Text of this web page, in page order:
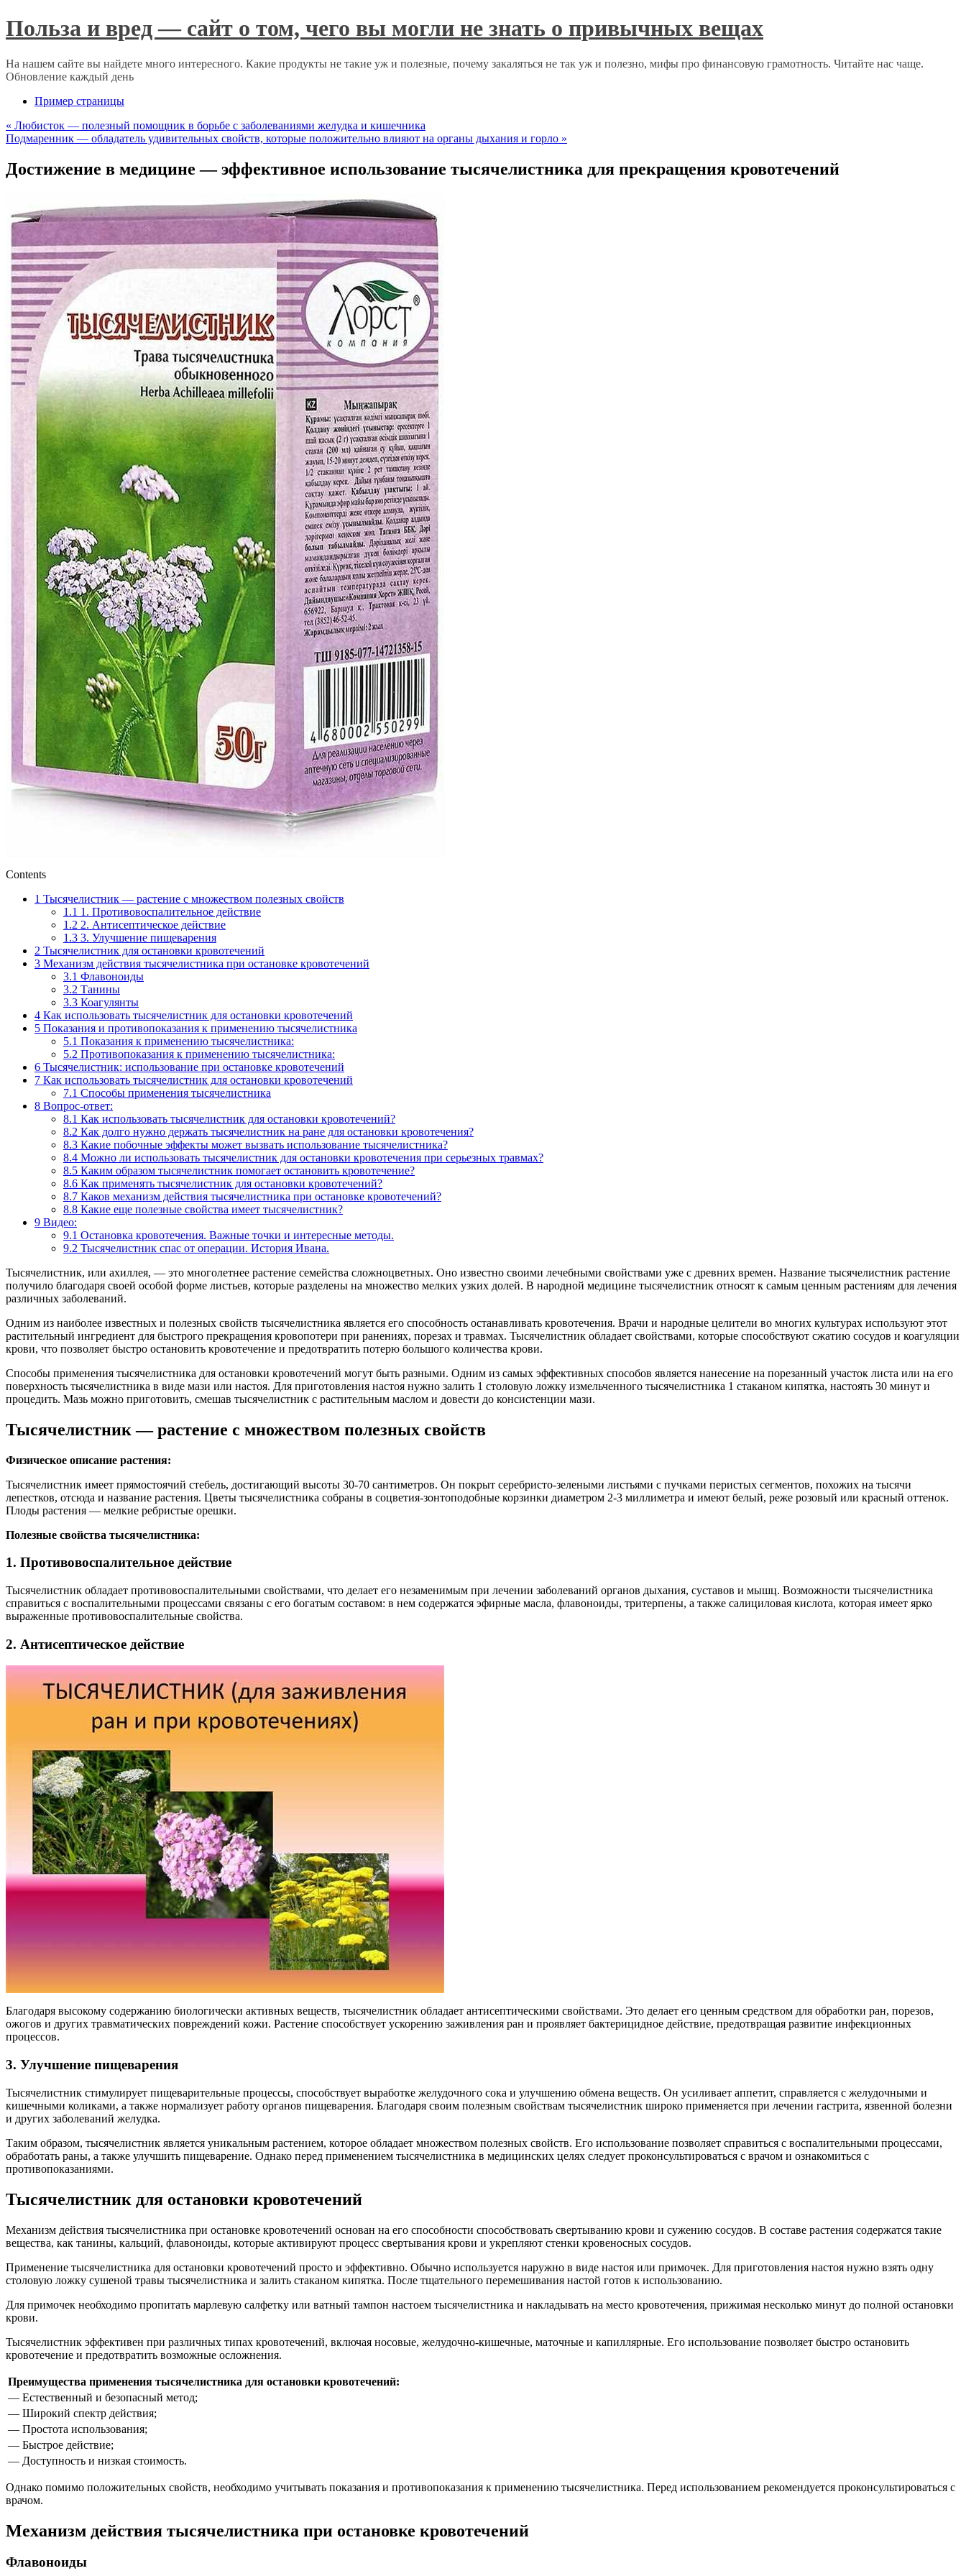
Польза и вред — сайт о том, чего вы могли не знать о привычных вещах
На нашем сайте вы найдете много интересного. Какие продукты не такие уж и полезные, почему закаляться не так уж и полезно, мифы про финансовую грамотность. Читайте нас чаще.
Обновление каждый день
Пример страницы
« Любисток — полезный помощник в борьбе с заболеваниями желудка и кишечника
Подмаренник — обладатель удивительных свойств, которые положительно влияют на органы дыхания и горло »
Достижение в медицине — эффективное использование тысячелистника для прекращения кровотечений
Contents
1 Тысячелистник — растение с множеством полезных свойств
1.1 1. Противовоспалительное действие
1.2 2. Антисептическое действие
1.3 3. Улучшение пищеварения
2 Тысячелистник для остановки кровотечений
3 Механизм действия тысячелистника при остановке кровотечений
3.1 Флавоноиды
3.2 Танины
3.3 Коагулянты
4 Как использовать тысячелистник для остановки кровотечений
5 Показания и противопоказания к применению тысячелистника
5.1 Показания к применению тысячелистника:
5.2 Противопоказания к применению тысячелистника:
6 Тысячелистник: использование при остановке кровотечений
7 Как использовать тысячелистник для остановки кровотечений
7.1 Способы применения тысячелистника
8 Вопрос-ответ:
8.1 Как использовать тысячелистник для остановки кровотечений?
8.2 Как долго нужно держать тысячелистник на ране для остановки кровотечения?
8.3 Какие побочные эффекты может вызвать использование тысячелистника?
8.4 Можно ли использовать тысячелистник для остановки кровотечения при серьезных травмах?
8.5 Каким образом тысячелистник помогает остановить кровотечение?
8.6 Как применять тысячелистник для остановки кровотечений?
8.7 Каков механизм действия тысячелистника при остановке кровотечений?
8.8 Какие еще полезные свойства имеет тысячелистник?
9 Видео:
9.1 Остановка кровотечения. Важные точки и интересные методы.
9.2 Тысячелистник спас от операции. История Ивана.
Тысячелистник, или ахиллея, — это многолетнее растение семейства сложноцветных. Оно известно своими лечебными свойствами уже с древних времен. Название тысячелистник растение
получило благодаря своей особой форме листьев, которые разделены на множество мелких узких долей. В народной медицине тысячелистник относят к самым ценным растениям для лечения
различных заболеваний.
Одним из наиболее известных и полезных свойств тысячелистника является его способность останавливать кровотечения. Врачи и народные целители во многих культурах используют этот
растительный ингредиент для быстрого прекращения кровопотери при ранениях, порезах и травмах. Тысячелистник обладает свойствами, которые способствуют сжатию сосудов и коагуляции
крови, что позволяет быстро остановить кровотечение и предотвратить потерю большого количества крови.
Способы применения тысячелистника для остановки кровотечений могут быть разными. Одним из самых эффективных способов является нанесение на порезанный участок листа или на его
поверхность тысячелистника в виде мази или настоя. Для приготовления настоя нужно залить 1 столовую ложку измельченного тысячелистника 1 стаканом кипятка, настоять 30 минут и
процедить. Мазь можно приготовить, смешав тысячелистник с растительным маслом и довести до консистенции мази.
Тысячелистник — растение с множеством полезных свойств
Физическое описание растения:
Тысячелистник имеет прямостоячий стебель, достигающий высоты 30-70 сантиметров. Он покрыт серебристо-зелеными листьями с пучками перистых сегментов, похожих на тысячи
лепестков, отсюда и название растения. Цветы тысячелистника собраны в соцветия-зонтоподобные корзинки диаметром 2-3 миллиметра и имеют белый, реже розовый или красный оттенок.
Плоды растения — мелкие ребристые орешки.
Полезные свойства тысячелистника:
1. Противовоспалительное действие
Тысячелистник обладает противовоспалительными свойствами, что делает его незаменимым при лечении заболеваний органов дыхания, суставов и мышц. Возможности тысячелистника
справиться с воспалительными процессами связаны с его богатым составом: в нем содержатся эфирные масла, флавоноиды, тритерпены, а также салициловая кислота, которая имеет ярко
выраженные противовоспалительные свойства.
2. Антисептическое действие
Благодаря высокому содержанию биологически активных веществ, тысячелистник обладает антисептическими свойствами. Это делает его ценным средством для обработки ран, порезов,
ожогов и других травматических повреждений кожи. Растение способствует ускорению заживления ран и проявляет бактерицидное действие, предотвращая развитие инфекционных
процессов.
3. Улучшение пищеварения
Тысячелистник стимулирует пищеварительные процессы, способствует выработке желудочного сока и улучшению обмена веществ. Он усиливает аппетит, справляется с желудочными и
кишечными коликами, а также нормализует работу органов пищеварения. Благодаря своим полезным свойствам тысячелистник широко применяется при лечении гастрита, язвенной болезни
и других заболеваний желудка.
Таким образом, тысячелистник является уникальным растением, которое обладает множеством полезных свойств. Его использование позволяет справиться с воспалительными процессами,
обработать раны, а также улучшить пищеварение. Однако перед применением тысячелистника в медицинских целях следует проконсультироваться с врачом и ознакомиться с
противопоказаниями.
Тысячелистник для остановки кровотечений
Механизм действия тысячелистника при остановке кровотечений основан на его способности способствовать свертыванию крови и сужению сосудов. В составе растения содержатся такие
вещества, как танины, кальций, флавоноиды, которые активируют процесс свертывания крови и укрепляют стенки кровеносных сосудов.
Применение тысячелистника для остановки кровотечений просто и эффективно. Обычно используется наружно в виде настоя или примочек. Для приготовления настоя нужно взять одну
столовую ложку сушеной травы тысячелистника и залить стаканом кипятка. После тщательного перемешивания настой готов к использованию.
Для примочек необходимо пропитать марлевую салфетку или ватный тампон настоем тысячелистника и накладывать на место кровотечения, прижимая несколько минут до полной остановки
крови.
Тысячелистник эффективен при различных типах кровотечений, включая носовые, желудочно-кишечные, маточные и капиллярные. Его использование позволяет быстро остановить
кровотечение и предотвратить возможные осложнения.
Преимущества применения тысячелистника для остановки кровотечений:
— Естественный и безопасный метод;
— Широкий спектр действия;
— Простота использования;
— Быстрое действие;
— Доступность и низкая стоимость.
Однако помимо положительных свойств, необходимо учитывать показания и противопоказания к применению тысячелистника. Перед использованием рекомендуется проконсультироваться с
врачом.
Механизм действия тысячелистника при остановке кровотечений
Флавоноиды